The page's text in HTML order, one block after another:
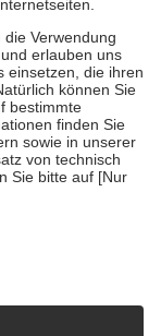
unterstützen,
18. Lebensjahr
die von der
Bewertungen